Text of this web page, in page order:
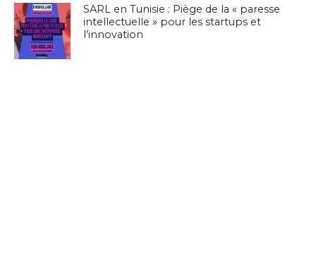
SARL en Tunisie : Piège de la « paresse
intellectuelle » pour les startups et
l’innovation